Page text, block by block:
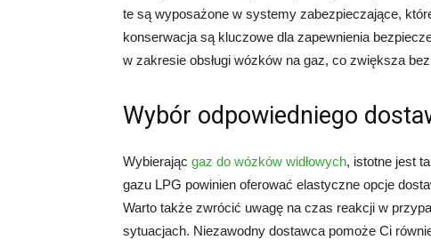
te są wyposażone w systemy zabezpieczające,
konserwacja są kluczowe dla zapewnienia
w zakresie obsługi wózków na gaz, co zwiększa
Wybór odpowiedniego
Wybierając gaz do wózków widłowych, istotne jest
gazu LPG powinien oferować elastyczne opcje
Warto także zwrócić uwagę na czas reakcji w
sytuacjach. Niezawodny dostawca pomoże Ci